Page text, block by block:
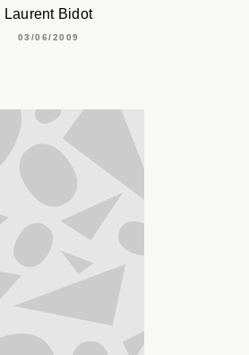
Laurent Bidot
03/06/2009